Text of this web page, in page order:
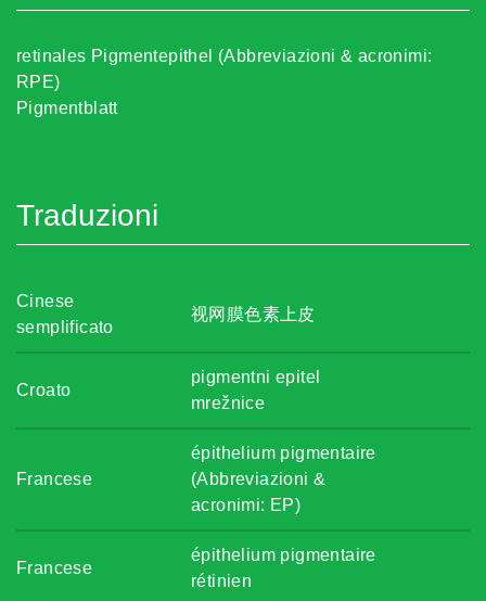
retinales Pigmentepithel (Abbreviazioni & acronimi:
RPE)
Pigmentblatt
Traduzioni
Cinese
semplificato
视网膜色素上皮
Croato
pigmentni epitel
mrežnice
Francese
épithelium pigmentaire
(Abbreviazioni &
acronimi: EP)
Francese
épithelium pigmentaire
rétinien